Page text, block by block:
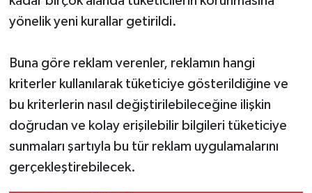
yönelik yeni kurallar getirildi.
Buna göre reklam verenler, reklamın hangi
kriterler kullanılarak tüketiciye gösterildiğine ve
bu kriterlerin nasıl değiştirilebileceğine ilişkin
doğrudan ve kolay erişilebilir bilgileri tüketiciye
sunmaları şartıyla bu tür reklam uygulamalarını
gerçekleştirebilecek.